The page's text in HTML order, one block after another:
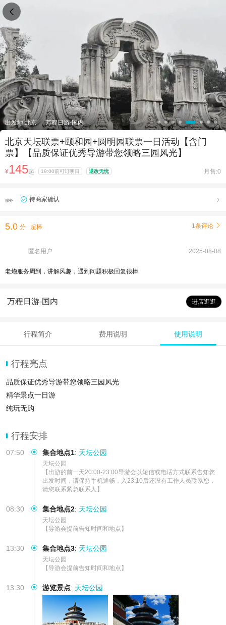
出发地:北京 万程日游-国内
北京天坛联票+颐和园+圆明园联票一日活动【含门
票】【品质保证优秀导游带您领略三园风光】
¥145起 19:00前可订明日 退改无忧 月售:0
服务 待商家确认 
5.0 分 超棒 1条评论 
匿名用户 2025-08-08
老炮服务周到，讲解风趣，遇到问题积极回复很棒
万程日游-国内 进店逛逛
行程简介 费用说明 使用说明
行程亮点
品质保证优秀导游带您领略三园风光
精华景点一日游
纯玩无购
行程安排
07:50 集合地点1: 天坛公园
天坛公园
【出游的前一天20:00-23:00导游会以短信或电话方式联系告知您
出发时间，请保持手机通畅，入23:10后还没有工作人员联系您，
请您联系紧急联系人】
08:30 集合地点2: 天坛公园
天坛公园
【导游会提前告知时间和地点】
13:30 集合地点3: 天坛公园
天坛公园
【导游会提前告知时间和地点】
13:30 游览景点: 天坛公园
